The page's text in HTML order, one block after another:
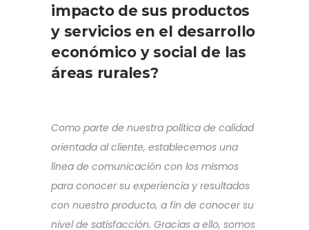
impacto de sus productos
y servicios en el desarrollo
económico y social de las
áreas rurales?
Como parte de nuestra política de calidad
orientada al cliente, establecemos una
línea de comunicación con los mismos
para conocer su experiencia y resultados
con nuestro producto, a fin de conocer su
nivel de satisfacción. Gracias a ello, somos